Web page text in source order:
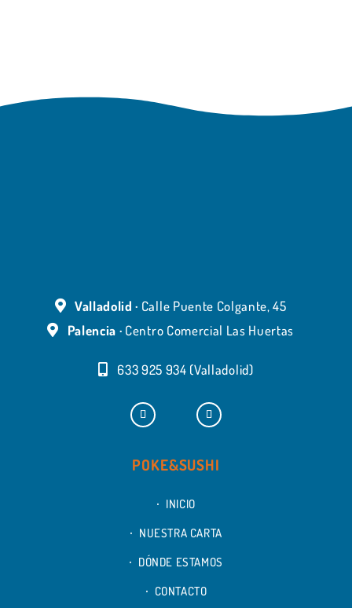
Valladolid · Calle Puente Colgante, 45
Palencia · Centro Comercial Las Huertas
633 925 934 (Valladolid)
POKE&SUSHI
INICIO
NUESTRA CARTA
DÓNDE ESTAMOS
CONTACTO